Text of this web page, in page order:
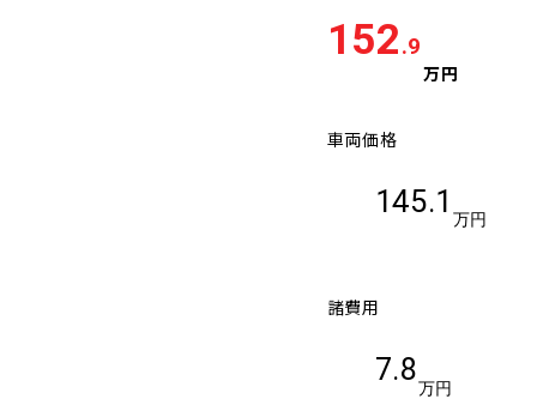
152.9
万円
車両価格
145.1
万円
諸費用
7.8
万円